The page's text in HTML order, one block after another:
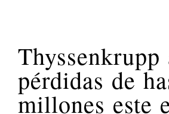
pérdidas de
millones este